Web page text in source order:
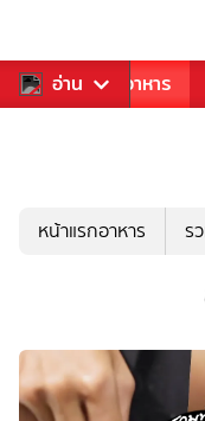
อ่าน
การเพลง อาหาร
หน้าแรกอาหาร ร